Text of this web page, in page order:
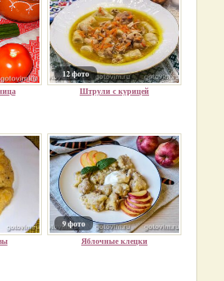
12 фото
Штрули с курицей
9 фото
Яблочные клецки